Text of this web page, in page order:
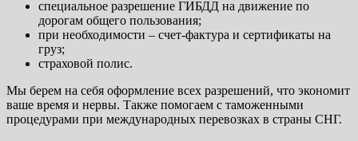
специальное разрешение ГИБДД на движение по
дорогам общего пользования;
при необходимости – счет-фактура и сертификаты на
груз;
страховой полис.
Мы берем на себя оформление всех разрешений, что экономит
ваше время и нервы. Также помогаем с таможенными
процедурами при международных перевозках в страны СНГ.